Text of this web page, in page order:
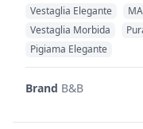
Vestaglia Elegante
Vestaglia Morbida
Pigiama Elegante
Brand B&B